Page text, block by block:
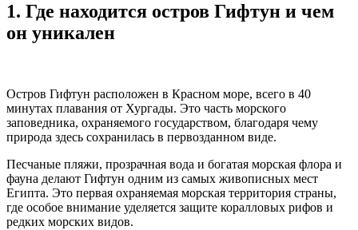
1. Где находится остров Гифтун и чем
он уникален
Остров Гифтун расположен в Красном море, всего в 40
минутах плавания от Хургады. Это часть морского
заповедника, охраняемого государством, благодаря чему
природа здесь сохранилась в первозданном виде.
Песчаные пляжи, прозрачная вода и богатая морская флора и
фауна делают Гифтун одним из самых живописных мест
Египта. Это первая охраняемая морская территория страны,
где особое внимание уделяется защите коралловых рифов и
редких морских видов.